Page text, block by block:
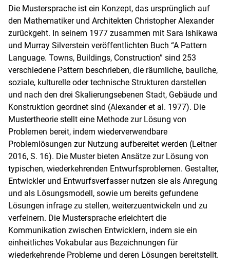
Die Mustersprache ist ein Konzept, das ursprünglich auf
den Mathematiker und Architekten Christopher Alexander
zurückgeht. In seinem 1977 zusammen mit Sara Ishikawa
und Murray Silverstein veröffentlichten Buch “A Pattern
Language. Towns, Buildings, Construction” sind 253
verschiedene Pattern beschrieben, die räumliche, bauliche,
soziale, kulturelle oder technische Strukturen darstellen
und nach den drei Skalierungsebenen Stadt, Gebäude und
Konstruktion geordnet sind (Alexander et al. 1977). Die
Mustertheorie stellt eine Methode zur Lösung von
Problemen bereit, indem wiederverwendbare
Problemlösungen zur Nutzung aufbereitet werden (Leitner
2016, S. 16). Die Muster bieten Ansätze zur Lösung von
typischen, wiederkehrenden Entwurfsproblemen. Gestalter,
Entwickler und Entwurfsverfasser nutzen sie als Anregung
und als Lösungsmodell, sowie um bereits gefundene
Lösungen infrage zu stellen, weiterzuentwickeln und zu
verfeinern. Die Mustersprache erleichtert die
Kommunikation zwischen Entwicklern, indem sie ein
einheitliches Vokabular aus Bezeichnungen für
wiederkehrende Probleme und deren Lösungen bereitstellt.